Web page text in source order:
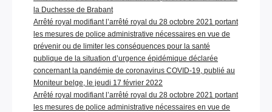
la Duchesse de Brabant
Arrêté royal modifiant l’arrêté royal du 28 octobre 2021 portant
les mesures de police administrative nécessaires en vue de
prévenir ou de limiter les conséquences pour la santé
publique de la situation d’urgence épidémique déclarée
concernant la pandémie de coronavirus COVID-19, publié au
Moniteur belge, le jeudi 17 février 2022
Arrêté royal modifiant l’arrêté royal du 28 octobre 2021 portant
les mesures de police administrative nécessaires en vue de